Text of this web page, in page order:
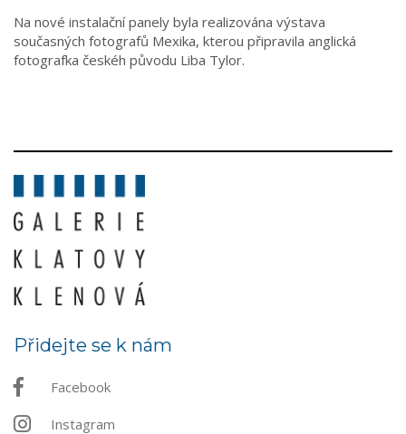
Na nové instalační panely byla realizována výstava
současných fotografů Mexika, kterou připravila anglická
fotografka českéh původu Liba Tylor.
Přidejte se k nám
Facebook
Instagram